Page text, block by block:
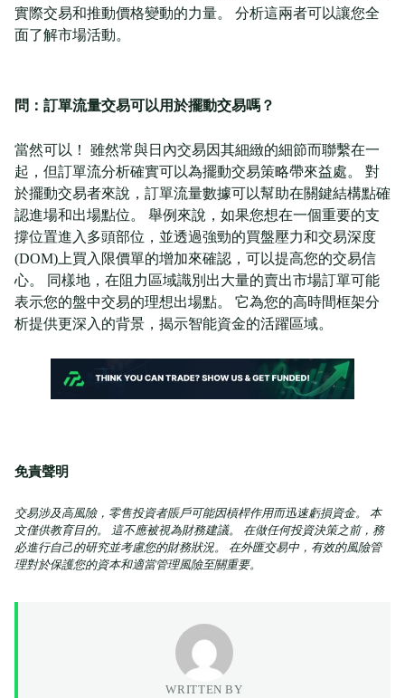
實際交易和推動價格變動的力量。 分析這兩者可以讓您全
面了解市場活動。
問：訂單流量交易可以用於擺動交易嗎？
當然可以！ 雖然常與日內交易因其細緻的細節而聯繫在一
起，但訂單流分析確實可以為擺動交易策略帶來益處。 對
於擺動交易者來說，訂單流量數據可以幫助在關鍵結構點確
認進場和出場點位。 舉例來說，如果您想在一個重要的支
撐位置進入多頭部位，並透過強勁的買盤壓力和交易深度
(DOM)上買入限價單的增加來確認，可以提高您的交易信
心。 同樣地，在阻力區域識別出大量的賣出市場訂單可能
表示您的盤中交易的理想出場點。 它為您的高時間框架分
析提供更深入的背景，揭示智能資金的活躍區域。
免責聲明
交易涉及高風險，零售投資者賬戶可能因槓桿作用而迅速虧損資金。 本
文僅供教育目的。 這不應被視為財務建議。 在做任何投資決策之前，務
必進行自己的研究並考慮您的財務狀況。 在外匯交易中，有效的風險管
理對於保護您的資本和適當管理風險至關重要。
WRITTEN BY